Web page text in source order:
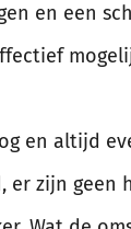
en een
en altijd
er zijn geen